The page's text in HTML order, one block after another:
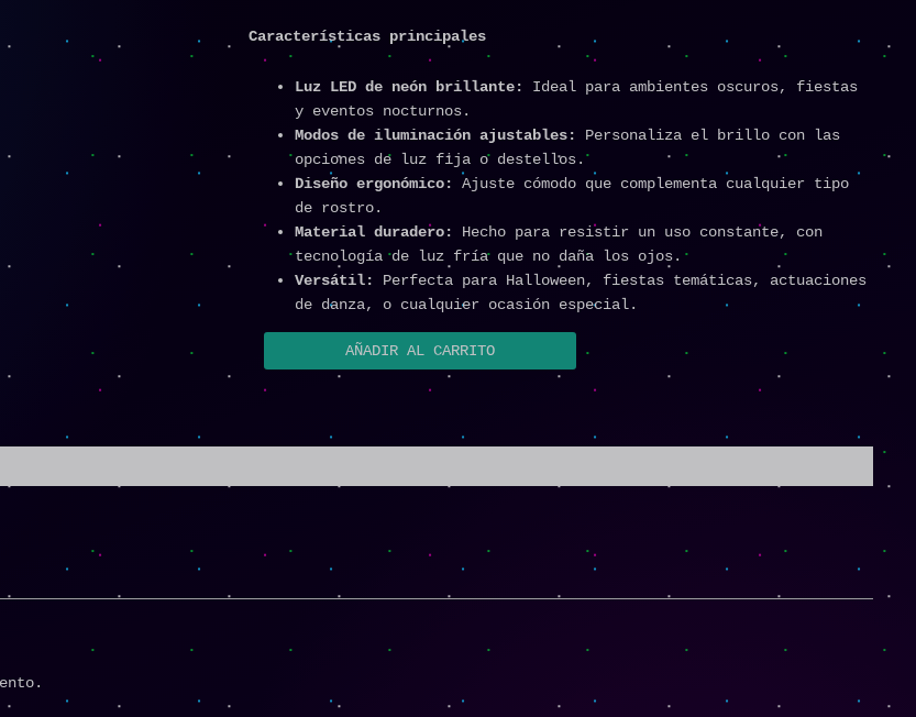
Características principales
Luz LED de neón brillante:
Ideal para ambientes oscuros, fiestas
y eventos nocturnos.
Modos de iluminación ajustables:
Personaliza el brillo con las
opciones de luz fija o destellos.
Diseño ergonómico:
Ajuste cómodo que complementa cualquier tipo
de rostro.
Material duradero:
Hecho para resistir un uso constante, con
tecnología de luz fría que no daña los ojos.
Versátil:
Perfecta para Halloween, fiestas temáticas, actuaciones
de danza, o cualquier ocasión especial.
AÑADIR AL CARRITO